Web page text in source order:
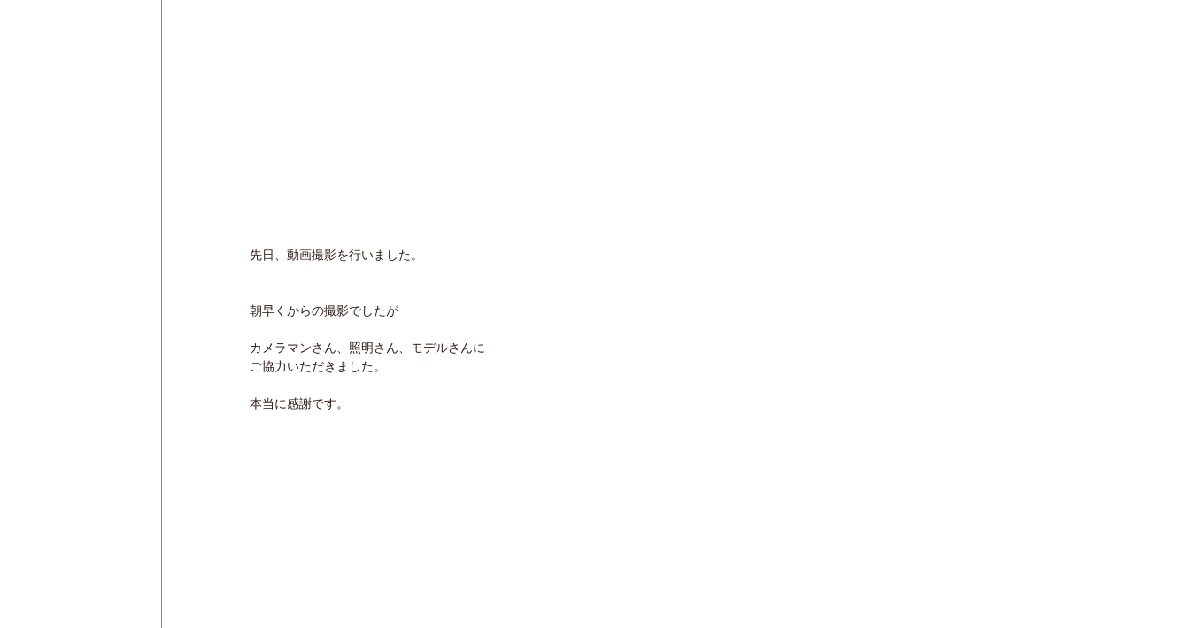
先日、動画撮影を行いました。
朝早くからの撮影でしたが
カメラマンさん、照明さん、モデルさんに
ご協力いただきました。
本当に感謝です。